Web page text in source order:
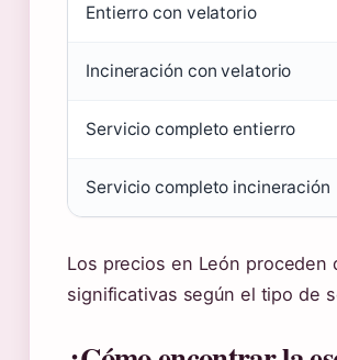
Entierro con velatorio
Incineración con velatorio
Servicio completo entierro
Servicio completo incineración
Los precios en León proceden
significativas según el tipo de